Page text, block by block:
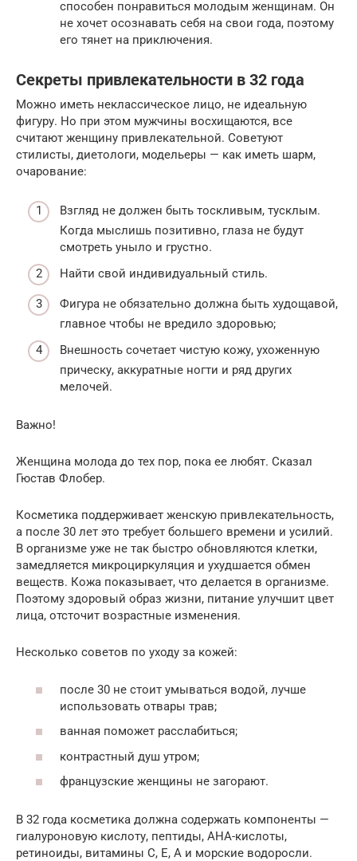
способен понравиться молодым женщинам. Он
не хочет осознавать себя на свои года, поэтому
его тянет на приключения.
Секреты привлекательности в 32 года
Можно иметь неклассическое лицо, не идеальную
фигуру. Но при этом мужчины восхищаются, все
считают женщину привлекательной. Советуют
стилисты, диетологи, модельеры — как иметь шарм,
очарование:
Взгляд не должен быть тоскливым, тусклым.
Когда мыслишь позитивно, глаза не будут
смотреть уныло и грустно.
Найти свой индивидуальный стиль.
Фигура не обязательно должна быть худощавой,
главное чтобы не вредило здоровью;
Внешность сочетает чистую кожу, ухоженную
прическу, аккуратные ногти и ряд других
мелочей.
Важно!
Женщина молода до тех пор, пока ее любят. Сказал
Гюстав Флобер.
Косметика поддерживает женскую привлекательность,
а после 30 лет это требует большего времени и усилий.
В организме уже не так быстро обновляются клетки,
замедляется микроциркуляция и ухудшается обмен
веществ. Кожа показывает, что делается в организме.
Поэтому здоровый образ жизни, питание улучшит цвет
лица, отсточит возрастные изменения.
Несколько советов по уходу за кожей:
после 30 не стоит умываться водой, лучше
использовать отвары трав;
ванная поможет расслабиться;
контрастный душ утром;
французские женщины не загорают.
В 32 года косметика должна содержать компоненты —
гиалуроновую кислоту, пептиды, АНА-кислоты,
ретиноиды, витамины С, Е, А и морские водоросли.